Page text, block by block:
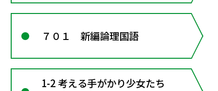
７０１ 新編論理国語
1-2 考える手がかり少女たち